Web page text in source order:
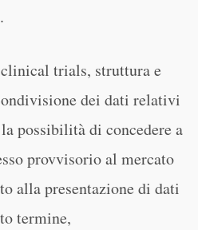
trials, struttura e
dei dati relativi
possibilità di concedere a
provvisorio al mercato
alla presentazione di dati
termine,